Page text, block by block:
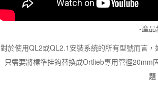
-產品
對於使用QL2或QL2.1安裝系統的所有型號而言
只需要將標準挂鈎替換成Ortlieb專用管徑
題